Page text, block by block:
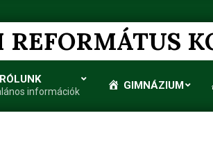
REFORMÁTUS
RÓLUNK
információk GIMNÁZIUM